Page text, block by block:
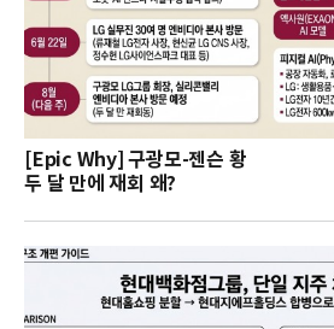
[Epic Why] 구광모-젠슨 황
두 달 만에 재회 왜?